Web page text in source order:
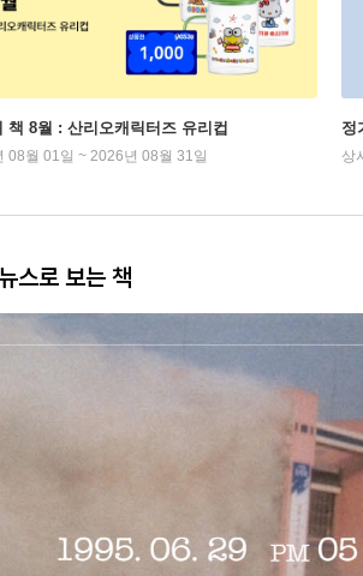
책 8월 : 산리오캐릭터즈 유리컵
08월 01일 ~ 2026년 08월 31일
정
상
스로 보는 책